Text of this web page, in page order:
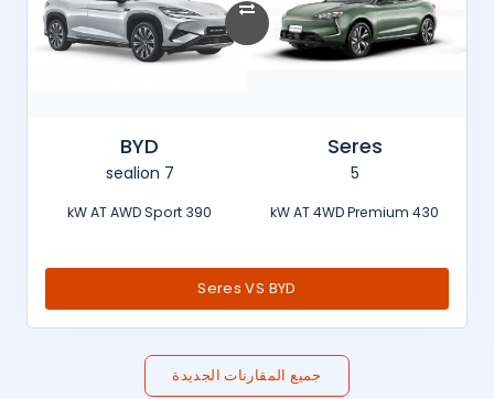
Seres
5
430 kW AT 4WD Premium
BYD
sealion 7
390 kW AT AWD Sport
Seres VS BYD
جميع المقارنات الجديدة